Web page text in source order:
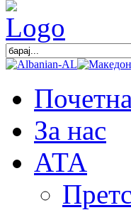
Почетна
За нас
АТА